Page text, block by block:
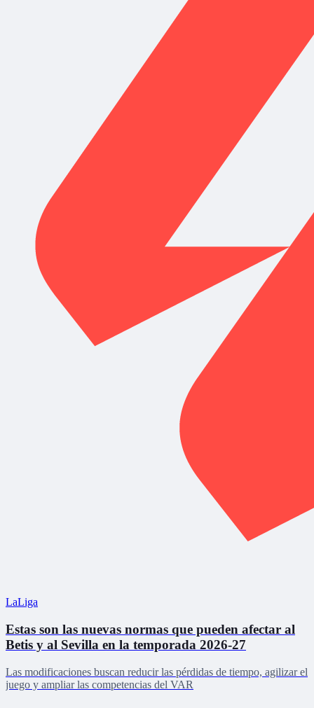
LaLiga
Estas son las nuevas normas que pueden afectar al
Betis y al Sevilla en la temporada 2026-27
Las modificaciones buscan reducir las pérdidas de tiempo, agilizar el
juego y ampliar las competencias del VAR